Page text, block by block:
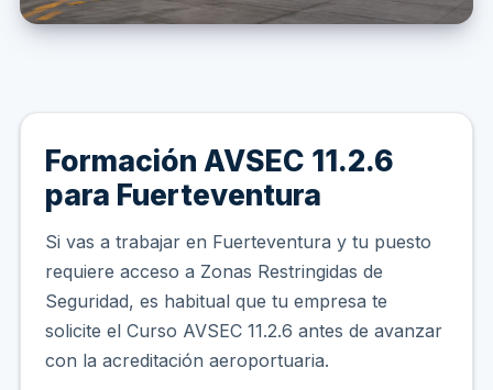
Formación AVSEC 11.2.6
para Fuerteventura
Si vas a trabajar en Fuerteventura y tu puesto
requiere acceso a Zonas Restringidas de
Seguridad, es habitual que tu empresa te
solicite el Curso AVSEC 11.2.6 antes de avanzar
con la acreditación aeroportuaria.